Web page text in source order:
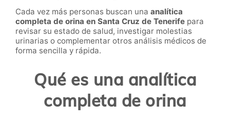
Cada vez más personas buscan una analítica
completa de orina en Santa Cruz de Tenerife para
revisar su estado de salud, investigar molestias
urinarias o complementar otros análisis médicos de
forma sencilla y rápida.
Qué es una analítica
completa de orina